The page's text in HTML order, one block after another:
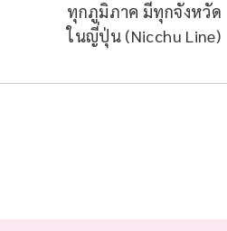
ทุกภูมิภาค มีทุกจังหวัด
ในญี่ปุ่น (Nicchu Line)